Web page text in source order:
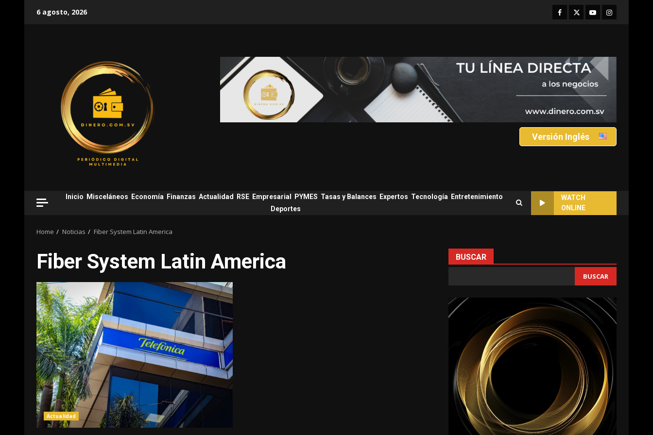
6 agosto, 2026 Facebook
TwitterYoutubeInstagram
Versión Inglés
Inicio Misceláneos Economía Finanzas Actualidad RSE Empresarial PYMES Tasas y Balances Expertos Tecnología
Entretenimiento
Deportes
WATCH
ONLINE
Home Noticias Fiber System Latin America
Fiber System Latin America
Actualidad
BUSCAR
BUSCAR